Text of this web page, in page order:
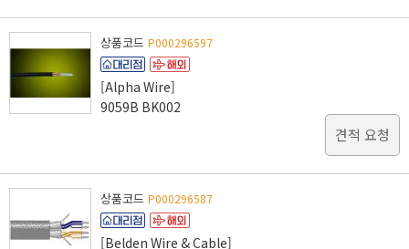
상품코드 P000296597
[Alpha Wire]
9059B BK002
견적 요청
상품코드 P000296587
[Belden Wire & Cable]